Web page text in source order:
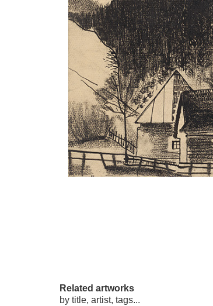
Related artworks
by title, artist, tags...